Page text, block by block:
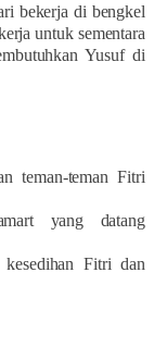
bekerja di bengkel
untuk sementara
Yusuf di
teman-teman Fitri
yang datang
Fitri dan